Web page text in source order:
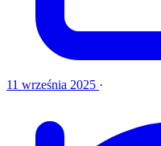
11 września 2025 ·